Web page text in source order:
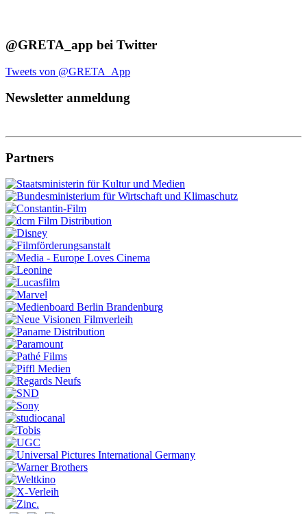
@GRETA_app bei Twitter
Tweets von @GRETA_App
Newsletter anmeldung
Partners